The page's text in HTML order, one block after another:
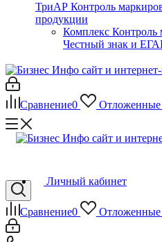
ТриАР Контроль
продукции
Комплекс Контроль
Честный знак и
Сравнение0 Отложенные
Сравнение0 Отложенные
Личный кабинет